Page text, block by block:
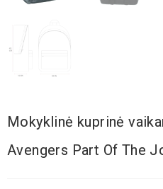
Mokyklinė kuprinė
Avengers Part Of The